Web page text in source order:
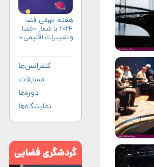
هفته جهانی فضا
۲۰۲۴ با شعار «فضا
و تغییرات اقلیمی»
کنفرانس‌ها
مسابقات
دوره‌ها
نمایشگاه‌ها